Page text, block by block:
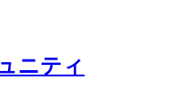
ニティ